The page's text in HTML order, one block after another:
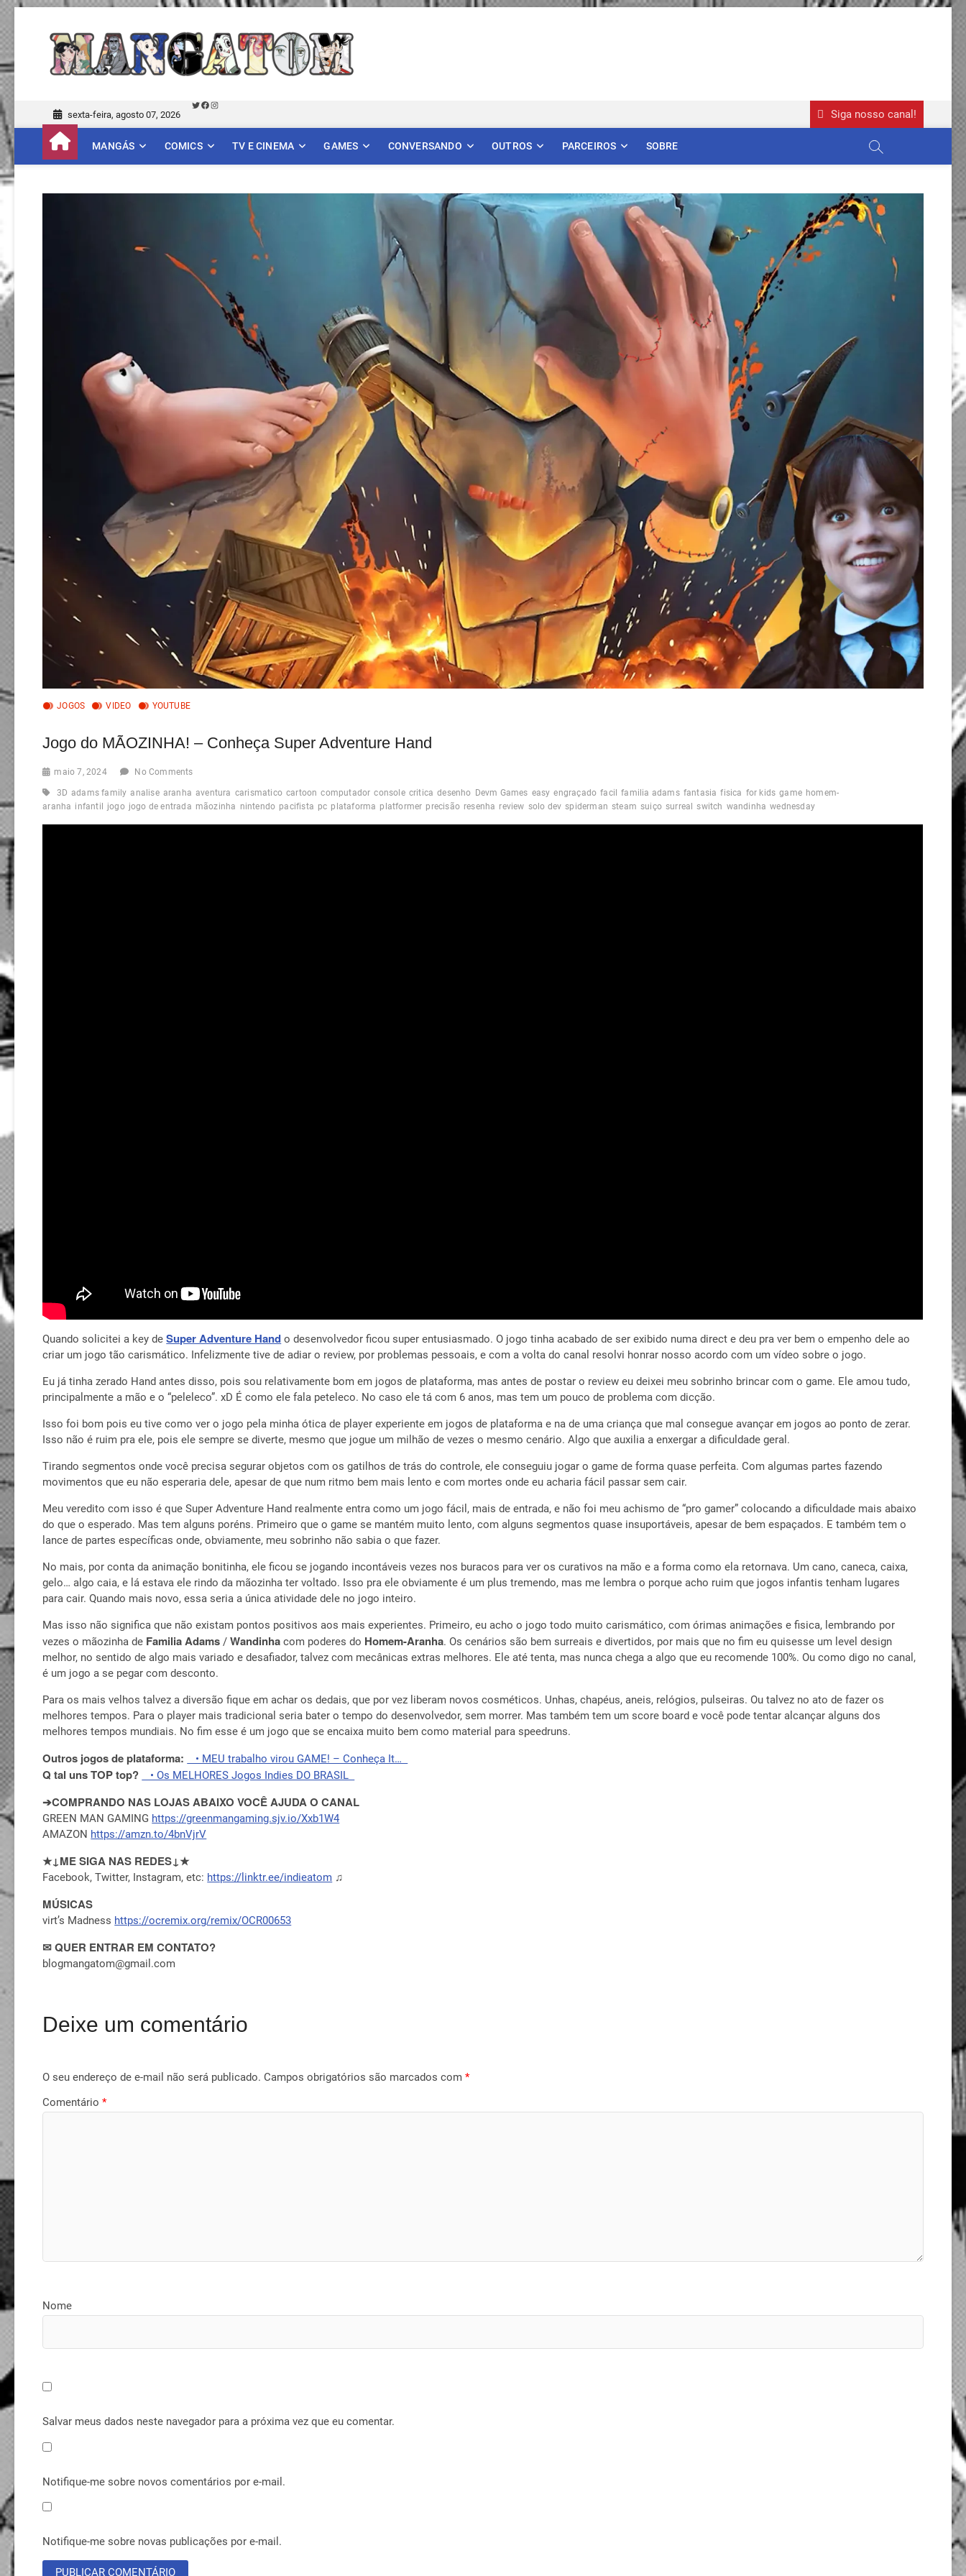
sexta-feira, agosto 07, 2026
Twitter
Facebook
Instagram
Siga nosso canal!
MANGÁS COMICS TV E CINEMA GAMES CONVERSANDO OUTROS PARCEIROS SOBRE
JOGOS VIDEO YOUTUBE
Jogo do MÃOZINHA! – Conheça Super Adventure Hand
maio 7, 2024 No Comments
3D adams family analise aranha aventura carismatico cartoon computador console critica desenho Devm Games easy engraçado facil familia adams fantasia fisica for kids game homem-
aranha infantil jogo jogo de entrada mãozinha nintendo pacifista pc plataforma platformer precisão resenha review solo dev spiderman steam suiço surreal switch wandinha wednesday
Quando solicitei a key deSuper Adventure Hand o desenvolvedor ficou super entusiasmado. O jogo tinha acabado de ser exibido numa direct e deu pra ver bem o empenho dele ao
criar um jogo tão carismático. Infelizmente tive de adiar o review, por problemas pessoais, e com a volta do canal resolvi honrar nosso acordo com um vídeo sobre o jogo.
Eu já tinha zerado Hand antes disso, pois sou relativamente bom em jogos de plataforma, mas antes de postar o review eu deixei meu sobrinho brincar com o game. Ele amou tudo,
principalmente a mão e o “peleleco”. xD É como ele fala peteleco. No caso ele tá com 6 anos, mas tem um pouco de problema com dicção.
Isso foi bom pois eu tive como ver o jogo pela minha ótica de player experiente em jogos de plataforma e na de uma criança que mal consegue avançar em jogos ao ponto de zerar.
Isso não é ruim pra ele, pois ele sempre se diverte, mesmo que jogue um milhão de vezes o mesmo cenário. Algo que auxilia a enxergar a dificuldade geral.
Tirando segmentos onde você precisa segurar objetos com os gatilhos de trás do controle, ele conseguiu jogar o game de forma quase perfeita. Com algumas partes fazendo
movimentos que eu não esperaria dele, apesar de que num ritmo bem mais lento e com mortes onde eu acharia fácil passar sem cair.
Meu veredito com isso é que Super Adventure Hand realmente entra como um jogo fácil, mais de entrada, e não foi meu achismo de “pro gamer” colocando a dificuldade mais abaixo
do que o esperado. Mas tem alguns poréns. Primeiro que o game se mantém muito lento, com alguns segmentos quase insuportáveis, apesar de bem espaçados. E também tem o
lance de partes específicas onde, obviamente, meu sobrinho não sabia o que fazer.
No mais, por conta da animação bonitinha, ele ficou se jogando incontáveis vezes nos buracos para ver os curativos na mão e a forma como ela retornava. Um cano, caneca, caixa,
gelo… algo caia, e lá estava ele rindo da mãozinha ter voltado. Isso pra ele obviamente é um plus tremendo, mas me lembra o porque acho ruim que jogos infantis tenham lugares
para cair. Quando mais novo, essa seria a única atividade dele no jogo inteiro.
Mas isso não significa que não existam pontos positivos aos mais experientes. Primeiro, eu acho o jogo todo muito carismático, com órimas animações e fisica, lembrando por
vezes o mãozinha de Familia Adams /Wandinhacom poderes do Homem-Aranha. Os cenários são bem surreais e divertidos, por mais que no fim eu quisesse um level design
melhor, no sentido de algo mais variado e desafiador, talvez com mecânicas extras melhores. Ele até tenta, mas nunca chega a algo que eu recomende 100%. Ou como digo no canal,
é um jogo a se pegar com desconto.
Para os mais velhos talvez a diversão fique em achar os dedais, que por vez liberam novos cosméticos. Unhas, chapéus, aneis, relógios, pulseiras. Ou talvez no ato de fazer os
melhores tempos. Para o player mais tradicional seria bater o tempo do desenvolvedor, sem morrer. Mas também tem um score board e você pode tentar alcançar alguns dos
melhores tempos mundiais. No fim esse é um jogo que se encaixa muito bem como material para speedruns.
Outros jogos de plataforma: • MEU trabalho virou GAME! – Conheça It…
Q tal uns TOP top? • Os MELHORES Jogos Indies DO BRASIL
➔COMPRANDO NAS LOJAS ABAIXO VOCÊ AJUDA O CANAL
GREEN MAN GAMING https://greenmangaming.sjv.io/Xxb1W4
AMAZON https://amzn.to/4bnVjrV
★↓ME SIGA NAS REDES↓★
Facebook, Twitter, Instagram, etc: https://linktr.ee/indieatom ♫
MÚSICAS
virt’s Madness https://ocremix.org/remix/OCR00653
✉ QUER ENTRAR EM CONTATO?
blogmangatom@gmail.com
Deixe um comentário
O seu endereço de e-mail não será publicado. Campos obrigatórios são marcados com*
Comentário*
Nome
Salvar meus dados neste navegador para a próxima vez que eu comentar.
Notifique-me sobre novos comentários por e-mail.
Notifique-me sobre novas publicações por e-mail.